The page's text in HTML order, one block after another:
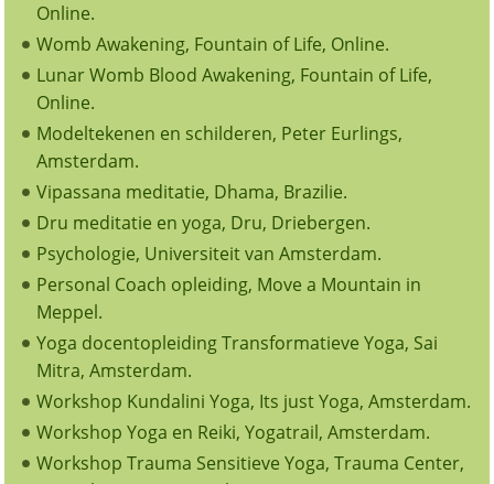
Online.
Womb Awakening, Fountain of Life, Online.
Lunar Womb Blood Awakening, Fountain of Life,
Online.
Modeltekenen en schilderen, Peter Eurlings,
Amsterdam.
Vipassana meditatie, Dhama, Brazilie.
Dru meditatie en yoga, Dru, Driebergen.
Psychologie, Universiteit van Amsterdam.
Personal Coach opleiding, Move a Mountain in
Meppel.
Yoga docentopleiding Transformatieve Yoga, Sai
Mitra, Amsterdam.
Workshop Kundalini Yoga, Its just Yoga, Amsterdam.
Workshop Yoga en Reiki, Yogatrail, Amsterdam.
Workshop Trauma Sensitieve Yoga, Trauma Center,